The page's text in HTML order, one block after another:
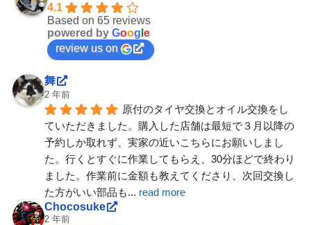
4.1
Based on 65 reviews
powered by Goog e
review us on
舞
2 年前
原付のタイヤ交換とオイル交換をし
ていただきました。購入した店舗は最短で３月以降の
予約しか取れず、実家の近いこちらにお願いしまし
た。行くとすぐに作業してもらえ、30分ほどで終わり
ました。作業前に金額も教えてくださり、次回交換し
た方がいい部品も... read more
Chocosuke
2 年前